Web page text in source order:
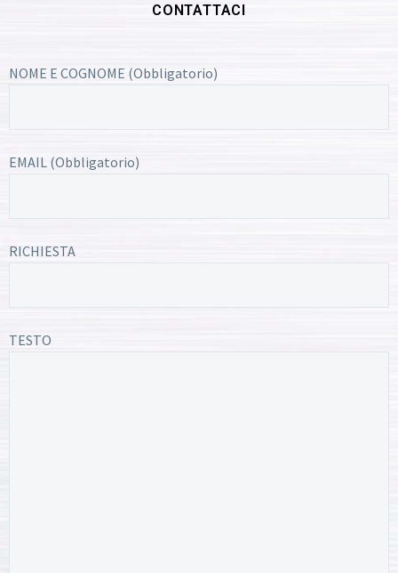
CONTATTACI
NOME E COGNOME (Obbligatorio)
EMAIL (Obbligatorio)
RICHIESTA
TESTO